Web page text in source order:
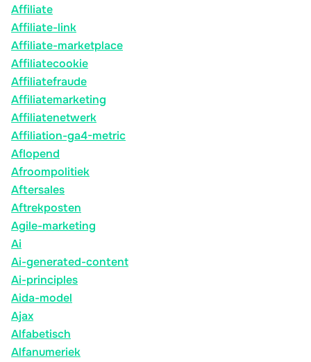
Affiliate
Affiliate-link
Affiliate-marketplace
Affiliatecookie
Affiliatefraude
Affiliatemarketing
Affiliatenetwerk
Affiliation-ga4-metric
Aflopend
Afroompolitiek
Aftersales
Aftrekposten
Agile-marketing
Ai
Ai-generated-content
Ai-principles
Aida-model
Ajax
Alfabetisch
Alfanumeriek